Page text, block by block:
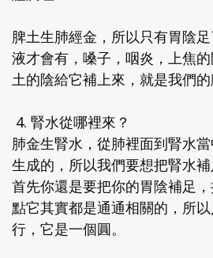
脾土生肺經金，所以只有胃陰
液才會有，嗓子，咽炎，上焦
土的陰給它補上來，就是我們的
4. 腎水從哪裡來？
肺金生腎水，從肺裡面到腎水
生成的，所以我們要想把腎水
首先你還是要把你的胃陰補足
點它其實都是通通相關的，所
行，它是一個圓。